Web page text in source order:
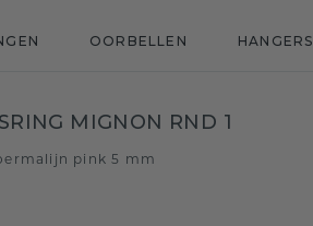
OORBELLEN HANGERS
MIGNON RND 1
pink 5 mm